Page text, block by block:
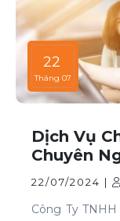
22
Tháng 07
Dịch Vụ
Chuyên
22/07/2024 |
Công Ty